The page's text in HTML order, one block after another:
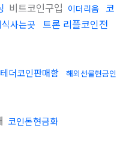
비트코인구입 이더리움 코
사는곳
트론 리플코인전
테더코인판매함
해외선물현금인
코인돈현금화